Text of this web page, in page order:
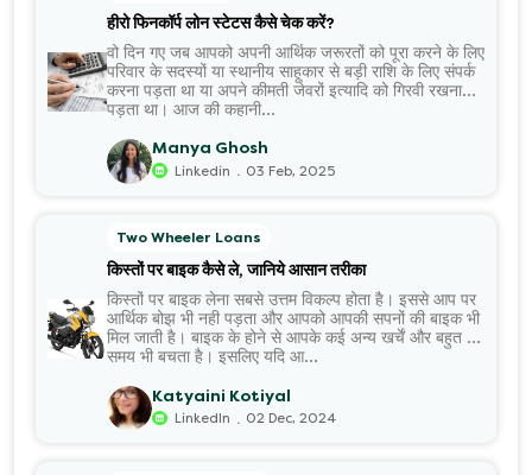
हीरो फिनकॉर्प लोन स्टेटस कैसे चेक करें?
वो दिन गए जब आपको अपनी आर्थिक जरूरतों को पूरा करने के लिए
परिवार के सदस्यों या स्थानीय साहूकार से बड़ी राशि के लिए संपर्क
करना पड़ता था या अपने कीमती जेवरों इत्यादि को गिरवी रखना
पड़ता था। आज की कहानी...
Manya Ghosh
Linkedin . 03 Feb, 2025
Two Wheeler Loans
किस्तों पर बाइक कैसे ले, जानिये आसान तरीका
किस्तों पर बाइक लेना सबसे उत्तम विकल्प होता है। इससे आप पर
आर्थिक बोझ भी नही पड़ता और आपको आपकी सपनों की बाइक भी
मिल जाती है। बाइक के होने से आपके कई अन्य खर्चें और बहुत सा
समय भी बचता है। इसलिए यदि आ...
Katyaini Kotiyal
LinkedIn . 02 Dec, 2024